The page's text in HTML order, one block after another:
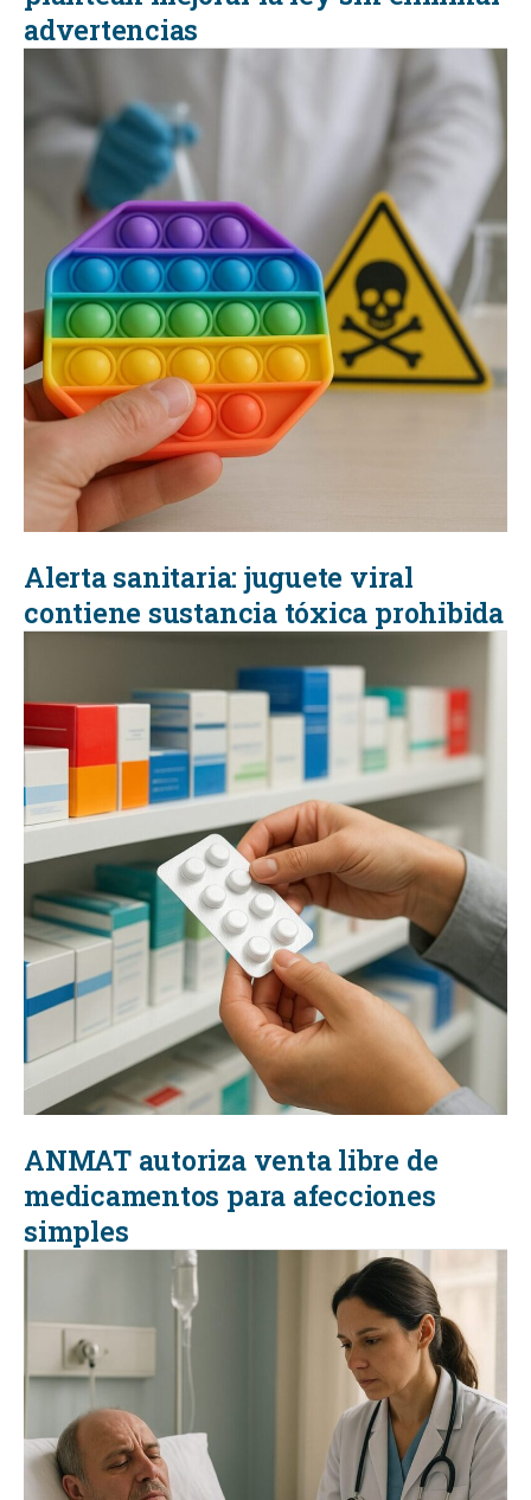
advertencias
Alerta sanitaria: juguete viral
contiene sustancia tóxica prohibida
ANMAT autoriza venta libre de
medicamentos para afecciones
simples